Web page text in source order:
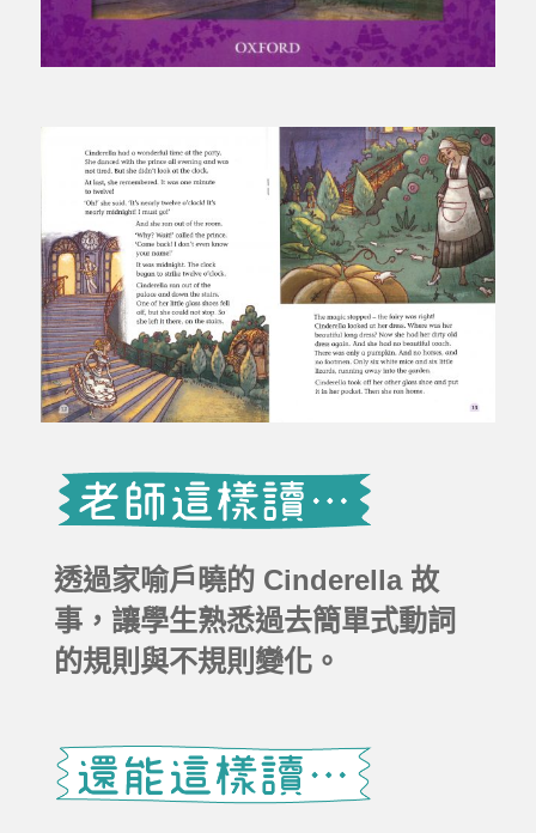
透過家喻戶曉的 Cinderella 故
事，讓學生熟悉過去簡單式動詞
的規則與不規則變化。